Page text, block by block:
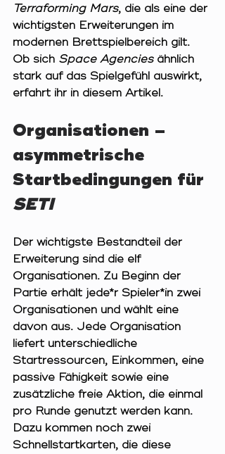
Terraforming Mars, die als eine der
wichtigsten Erweiterungen im
modernen Brettspielbereich gilt.
Ob sich Space Agencies ähnlich
stark auf das Spielgefühl auswirkt,
erfahrt ihr in diesem Artikel.
Organisationen –
asymmetrische
Startbedingungen für
SETI
Der wichtigste Bestandteil der
Erweiterung sind die elf
Organisationen. Zu Beginn der
Partie erhält jede*r Spieler*in zwei
Organisationen und wählt eine
davon aus. Jede Organisation
liefert unterschiedliche
Startressourcen, Einkommen, eine
passive Fähigkeit sowie eine
zusätzliche freie Aktion, die einmal
pro Runde genutzt werden kann.
Dazu kommen noch zwei
Schnellstartkarten, die diese